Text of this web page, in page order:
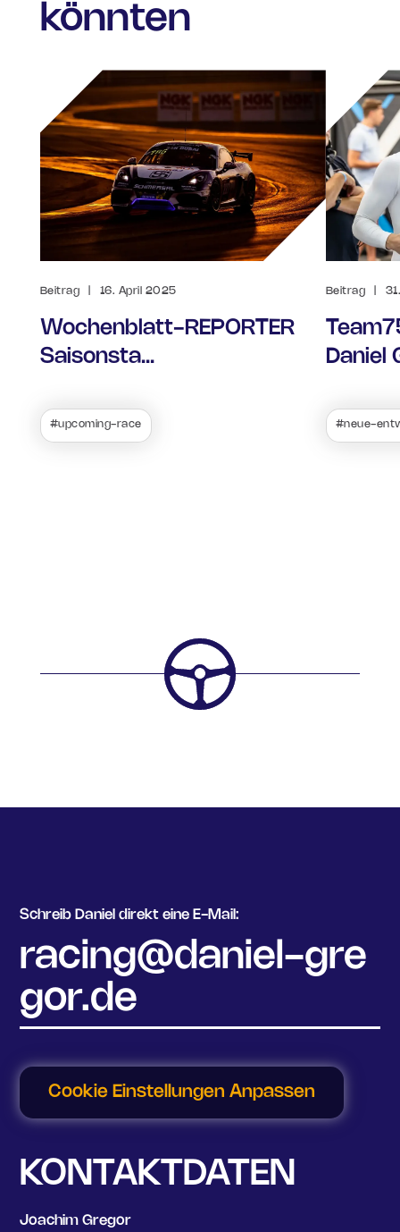
könnten
Beitrag 16. April 2025
Wochenblatt-REPORTER
Saisonsta...
#upcoming-race
Beitrag
Daniel
#neue-
Schreib Daniel direkt eine E-Mail:
racing@daniel-gre
gor.de
Cookie Einstellungen Anpassen
KONTAKTDATEN
Joachim Gregor